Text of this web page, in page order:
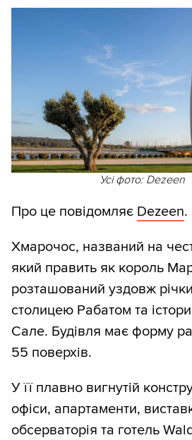
Усі фото: Dezeen
Про це повідомляє Dezeen.
Хмарочос, названий на
який править як король
розташований уздовж
столицею Рабатом та
Сале. Будівля має форму
55 поверхів.
У її плавно вигнутій
офіси, апартаменти,
обсерваторія та готель